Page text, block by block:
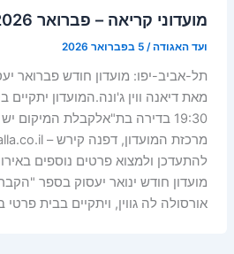
מועדוני קריאה – פברואר 2026
ועד האגודה/ 5 בפברואר 2026
תל-אביב-יפו: מועדון חודש פברואר
19:30 בדירה בת"אלקבלת המיקום
להתעדכן ולמצוא פרטים נוספים
מועדון חודש ינואר יעסוק בספר
אורסולה לה גווין, ויתקיים בבית